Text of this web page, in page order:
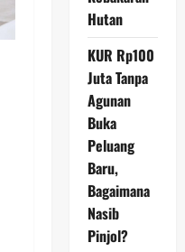
Hutan
KUR Rp100
Juta Tanpa
Agunan
Buka
Peluang
Baru,
Bagaimana
Nasib
Pinjol?